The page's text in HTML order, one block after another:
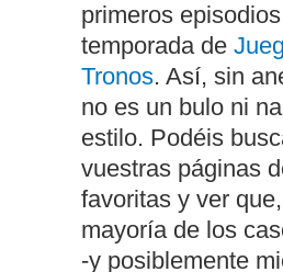
primeros
temporada de
Tronos. Así, sin
no es un bulo ni
estilo. Podéis
vuestras páginas
favoritas y ver
mayoría de los
-y posiblemente